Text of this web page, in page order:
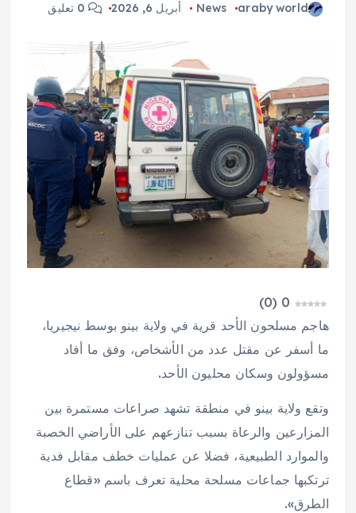
araby world
News أبريل 6, 2026
0
(
0
)
هاجم مسلحون الأحد قرية في ولاية بينو بوسط نيجيريا،
ما أسفر عن مقتل عدد من الأشخاص، وفق ما أفاد
مسؤولون وسكان محليون الأحد.
وتقع ولاية بينو في منطقة تشهد صراعات مستمرة بين
المزارعين والرعاة بسبب تنازعهم على الأراضي الخصبة
والموارد الطبيعية، فضلا عن عمليات خطف مقابل فدية
ترتكبها جماعات مسلحة محلية تعرف باسم «قطاع
الطرق».